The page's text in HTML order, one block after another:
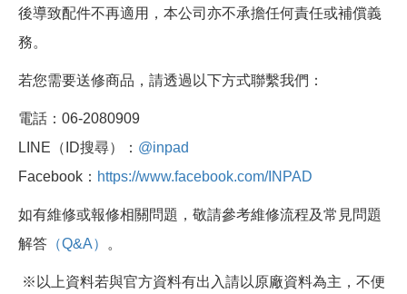
後導致配件不再適用，本公司亦不承擔任何責任或補償義
務。
若您需要送修商品，請透過以下方式聯繫我們：
電話：06-2080909
LINE（ID搜尋）： @inpad
Facebook： https://www.facebook.com/INPAD
如有維修或報修相關問題，敬請參考維修流程及常見問題
解答 （Q&A） 。
※以上資料若與官方資料有出入請以原廠資料為主，不便